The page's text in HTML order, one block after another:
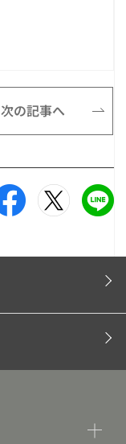
次の記事へ